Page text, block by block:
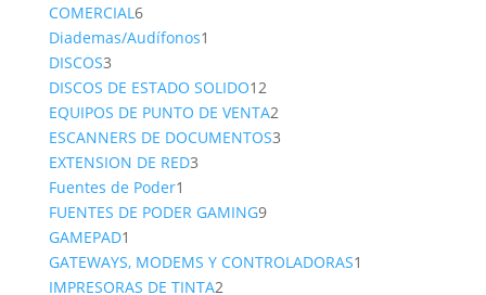
COMERCIAL66
productos
Diademas/Audífonos1
DISCOS33
productos
DISCOS DE ESTADO SOLIDO1212
productos
EQUIPOS DE PUNTO DE VENTA22
productos
ESCANNERS DE DOCUMENTOS33
EXTENSION DE RED33
Fuentes de Poder1
producto
FUENTES DE PODER GAMING99
GAMEPAD1
producto
GATEWAYS, MODEMS Y CONTROLADORAS1
IMPRESORAS DE TINTA22